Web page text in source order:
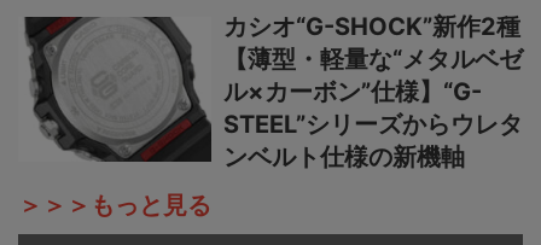
カシオ“G-SHOCK”新作2種
【薄型・軽量な“メタルベゼ
ル×カーボン”仕様】“G-
STEEL”シリーズからウレタ
ンベルト仕様の新機軸
＞＞＞もっと見る